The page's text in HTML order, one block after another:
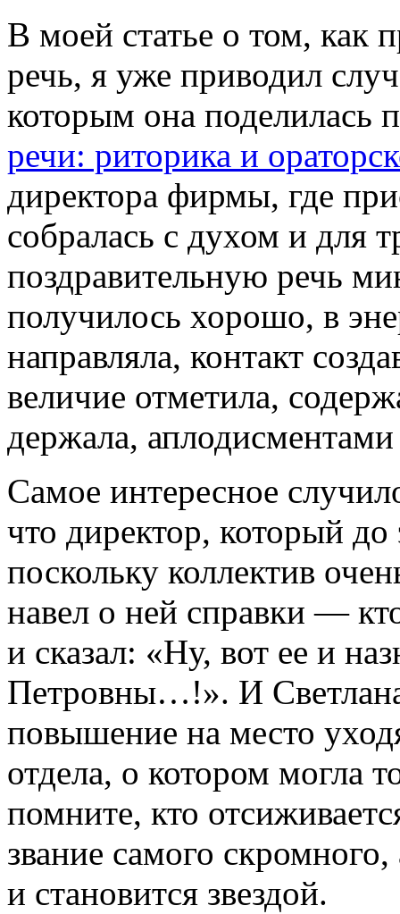
В моей статье о том, как
речь, я уже приводил
которым она поделилась
речи: риторика и
директора фирмы, где
собралась с духом и для
поздравительную речь
получилось хорошо, в
направляла, контакт
величие отметила,
держала,
Самое интересное
что директор, который до
поскольку коллектив
навел о ней справки —
и сказал: «Ну, вот ее и
Петровны…!». И
повышение на место
отдела, о котором могла
помните, кто
звание самого скромного,
и становится звездой.